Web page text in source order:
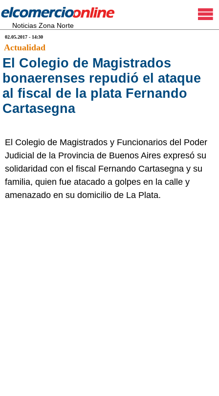
Noticias Zona Norte
02.05.2017 - 14:30
Actualidad
El Colegio de Magistrados
bonaerenses repudió el ataque
al fiscal de la plata Fernando
Cartasegna
El Colegio de Magistrados y Funcionarios del Poder
Judicial de la Provincia de Buenos Aires expresó su
solidaridad con el fiscal Fernando Cartasegna y su
familia, quien fue atacado a golpes en la calle y
amenazado en su domicilio de La Plata.